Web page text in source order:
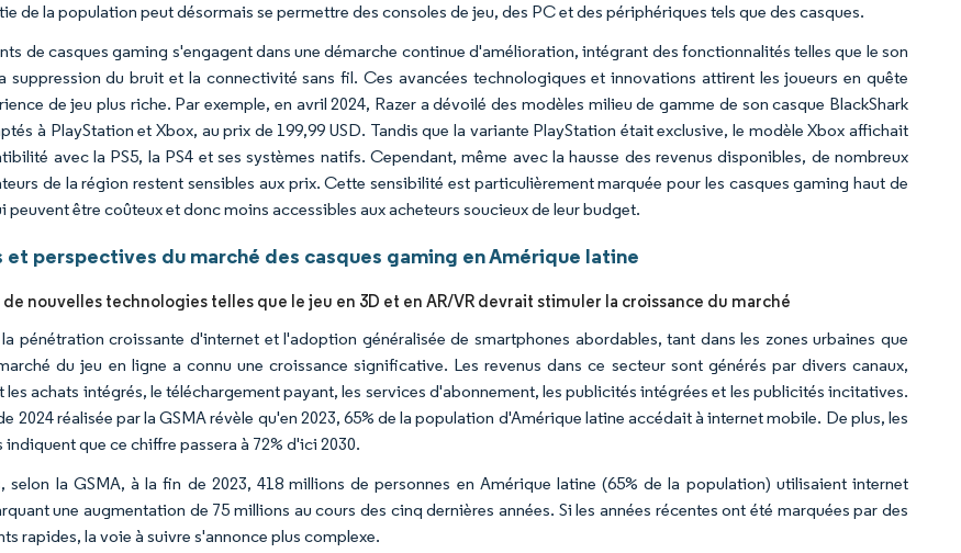
de la population peut désormais se permettre des consoles de jeu, des PC et des périphériques tels que des casques.
de casques gaming s'engagent dans une démarche continue d'amélioration, intégrant des fonctionnalités telles que le son
suppression du bruit et la connectivité sans fil. Ces avancées technologiques et innovations attirent les joueurs en quête
de jeu plus riche. Par exemple, en avril 2024, Razer a dévoilé des modèles milieu de gamme de son casque BlackShark
à PlayStation et Xbox, au prix de 199,99 USD. Tandis que la variante PlayStation était exclusive, le modèle Xbox affichait
avec la PS5, la PS4 et ses systèmes natifs. Cependant, même avec la hausse des revenus disponibles, de nombreux
de la région restent sensibles aux prix. Cette sensibilité est particulièrement marquée pour les casques gaming haut de
peuvent être coûteux et donc moins accessibles aux acheteurs soucieux de leur budget.
et perspectives du marché des casques gaming en Amérique latine
nouvelles technologies telles que le jeu en 3D et en AR/VR devrait stimuler la croissance du marché
pénétration croissante d'internet et l'adoption généralisée de smartphones abordables, tant dans les zones urbaines que
du jeu en ligne a connu une croissance significative. Les revenus dans ce secteur sont générés par divers canaux,
les achats intégrés, le téléchargement payant, les services d'abonnement, les publicités intégrées et les publicités incitatives.
2024 réalisée par la GSMA révèle qu'en 2023, 65% de la population d'Amérique latine accédait à internet mobile. De plus, les
que ce chiffre passera à 72% d'ici 2030.
selon la GSMA, à la fin de 2023, 418 millions de personnes en Amérique latine (65% de la population) utilisaient internet
une augmentation de 75 millions au cours des cinq dernières années. Si les années récentes ont été marquées par des
rapides, la voie à suivre s'annonce plus complexe.